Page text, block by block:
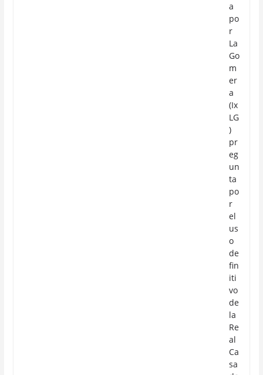
a
po
r
La
Go
m
er
a
(Ix
LG
)
pr
eg
un
ta
po
r
el
us
o
de
fin
iti
vo
de
la
Re
al
Ca
sa